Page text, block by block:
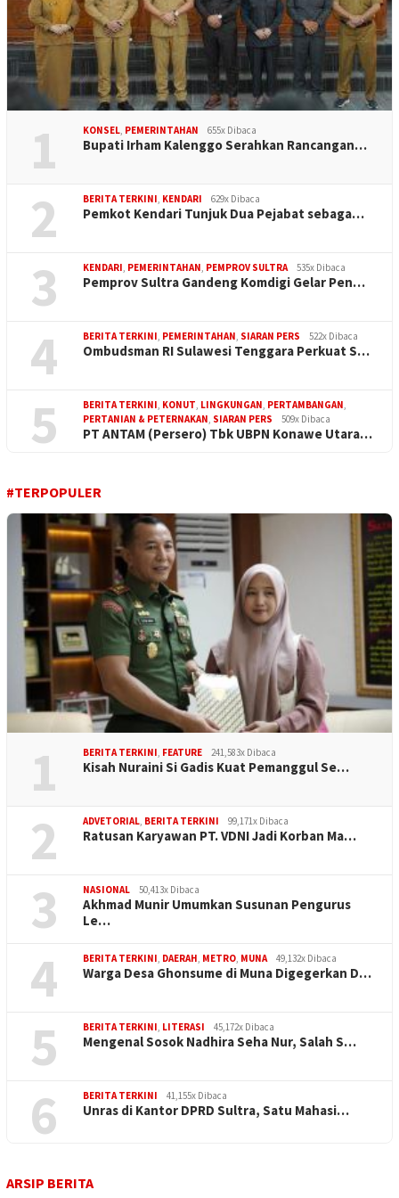
1 KONSEL, PEMERINTAHAN 655x Dibaca
Bupati Irham Kalenggo Serahkan Rancangan…
2 BERITA TERKINI, KENDARI 629x Dibaca
Pemkot Kendari Tunjuk Dua Pejabat sebaga…
3 KENDARI, PEMERINTAHAN, PEMPROV SULTRA 535x Dibaca
Pemprov Sultra Gandeng Komdigi Gelar Pen…
4 BERITA TERKINI, PEMERINTAHAN, SIARAN PERS 522x Dibaca
Ombudsman RI Sulawesi Tenggara Perkuat S…
5 BERITA TERKINI, KONUT, LINGKUNGAN, PERTAMBANGAN,
PERTANIAN & PETERNAKAN, SIARAN PERS 509x Dibaca
PT ANTAM (Persero) Tbk UBPN Konawe Utara…
#TERPOPULER
1 BERITA TERKINI, FEATURE 241,583x Dibaca
Kisah Nuraini Si Gadis Kuat Pemanggul Se…
2 ADVETORIAL, BERITA TERKINI 99,171x Dibaca
Ratusan Karyawan PT. VDNI Jadi Korban Ma…
3 NASIONAL 50,413x Dibaca
Akhmad Munir Umumkan Susunan Pengurus
Le…
4 BERITA TERKINI, DAERAH, METRO, MUNA 49,132x Dibaca
Warga Desa Ghonsume di Muna Digegerkan D…
5 BERITA TERKINI, LITERASI 45,172x Dibaca
Mengenal Sosok Nadhira Seha Nur, Salah S…
6 BERITA TERKINI 41,155x Dibaca
Unras di Kantor DPRD Sultra, Satu Mahasi…
ARSIP BERITA